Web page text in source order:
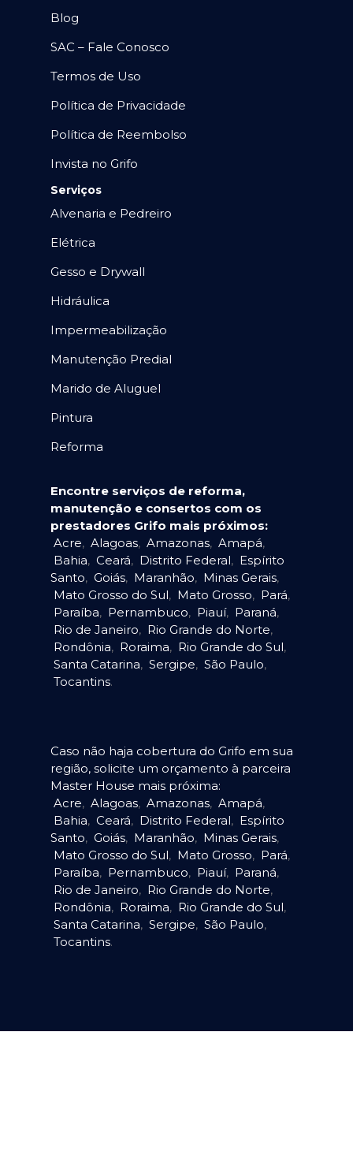
Blog
SAC – Fale Conosco
Termos de Uso
Política de Privacidade
Política de Reembolso
Invista no Grifo
Serviços
Alvenaria e Pedreiro
Elétrica
Gesso e Drywall
Hidráulica
Impermeabilização
Manutenção Predial
Marido de Aluguel
Pintura
Reforma
Encontre serviços de reforma,
manutenção e consertos com os
prestadores Grifo mais próximos:
Acre, Alagoas, Amazonas, Amapá,
Bahia, Ceará, Distrito Federal, Espírito
Santo, Goiás, Maranhão, Minas Gerais,
Mato Grosso do Sul, Mato Grosso, Pará,
Paraíba, Pernambuco, Piauí, Paraná,
Rio de Janeiro, Rio Grande do Norte,
Rondônia, Roraima, Rio Grande do Sul,
Santa Catarina, Sergipe, São Paulo,
Tocantins.
Caso não haja cobertura do Grifo em sua
região, solicite um orçamento à parceira
Master House mais próxima:
Acre, Alagoas, Amazonas, Amapá,
Bahia, Ceará, Distrito Federal, Espírito
Santo, Goiás, Maranhão, Minas Gerais,
Mato Grosso do Sul, Mato Grosso, Pará,
Paraíba, Pernambuco, Piauí, Paraná,
Rio de Janeiro, Rio Grande do Norte,
Rondônia, Roraima, Rio Grande do Sul,
Santa Catarina, Sergipe, São Paulo,
Tocantins.